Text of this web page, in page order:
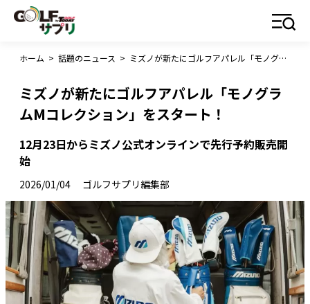
ホーム > 話題のニュース > ミズノが新たにゴルフアパレル「モノグラムMコレクション」をスタート！
ミズノが新たにゴルフアパレル「モノグラ
ムMコレクション」をスタート！
12月23日からミズノ公式オンラインで先行予約販売開
始
2026/01/04 ゴルフサプリ編集部